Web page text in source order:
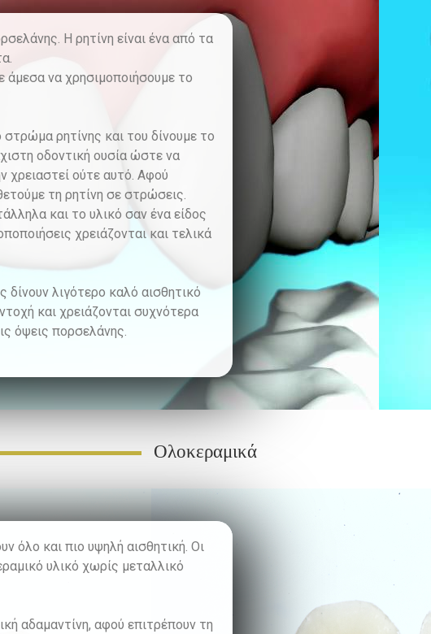
Η ρητίνη είναι ένα από τα
άμεσα να χρησιμοποιήσουμε το
ρητίνης και του δίνουμε το
οδοντική ουσία ώστε να
χρειαστεί ούτε αυτό. Αφού
τη ρητίνη σε στρώσεις.
και το υλικό σαν ένα είδος
χρειάζονται και τελικά
δίνουν λιγότερο καλό αισθητικό
και χρειάζονται συχνότερα
όψεις πορσελάνης.
Ολοκεραμικά
όλο και πιο υψηλή αισθητική. Οι
υλικό χωρίς μεταλλικό
αδαμαντίνη, αφού επιτρέπουν τη